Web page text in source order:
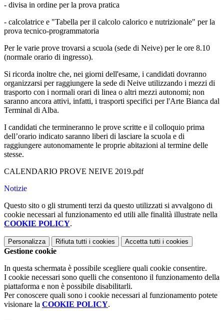
- divisa in ordine per la prova pratica
- calcolatrice e "Tabella per il calcolo calorico e nutrizionale" per la
prova tecnico-programmatoria
Per le varie prove trovarsi a scuola (sede di Neive) per le ore 8.10
(normale orario di ingresso).
Si ricorda inoltre che, nei giorni dell'esame, i candidati dovranno
organizzarsi per raggiungere la sede di Neive utilizzando i mezzi di
trasporto con i normali orari di linea o altri mezzi autonomi; non
saranno ancora attivi, infatti, i trasporti specifici per l'Arte Bianca dal
Terminal di Alba.
I candidati che termineranno le prove scritte e il colloquio prima
dell’orario indicato saranno liberi di lasciare la scuola e di
raggiungere autonomamente le proprie abitazioni al termine delle
stesse.
CALENDARIO PROVE NEIVE 2019.pdf
Notizie
Questo sito o gli strumenti terzi da questo utilizzati si avvalgono di
cookie necessari al funzionamento ed utili alle finalità illustrate nella
COOKIE POLICY.
Personalizza Rifiuta tutti i cookies Accetta tutti i cookies
Gestione cookie
In questa schermata è possibile scegliere quali cookie consentire.
I cookie necessari sono quelli che consentono il funzionamento della
piattaforma e non è possibile disabilitarli.
Per conoscere quali sono i cookie necessari al funzionamento potete
visionare la COOKIE POLICY.